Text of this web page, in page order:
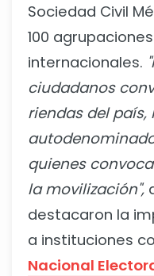
Sociedad Civil
100
internacionales.
ciudadanos
riendas del país,
quienes
la movilización",
destacaron la
a instituciones
Nacional